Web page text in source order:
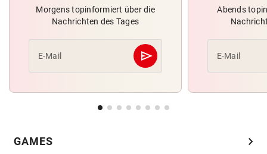
Morgens topinformiert über die
Nachrichten des Tages
E-Mail send
Abschicken
Abends
E-Mail
GAMES chevron_right